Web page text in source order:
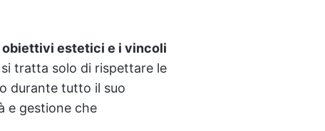
estetici e i vincoli
tratta solo di rispettare le
durante tutto il suo
e gestione che